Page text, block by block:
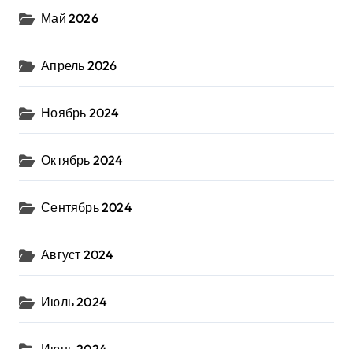
Май 2026
Апрель 2026
Ноябрь 2024
Октябрь 2024
Сентябрь 2024
Август 2024
Июль 2024